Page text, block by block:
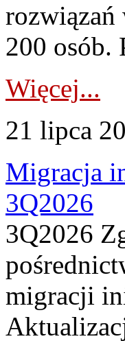
rozwiązań
200 osób.
Więcej...
21 lipca
Migracja
3Q2026
3Q2026
migracji